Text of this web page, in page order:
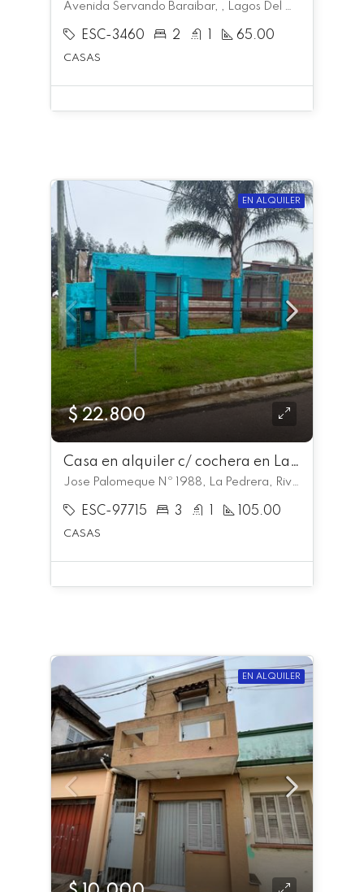
ESC-3460 2 65.00
CASAS
EN ALQUILER
$ 22.800
Casa en alquiler c/ cochera en La Pedrera
ESC-97715 3 105.00
CASAS
EN ALQUILER